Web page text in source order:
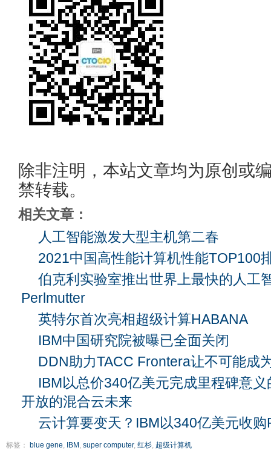
除非注明，本站文章均为原创或
禁转载。
相关文章：
人工智能激发大型主机第二春
2021中国高性能计算机性能TOP100
伯克利实验室推出世界上最快的人工
Perlmutter
英特尔首次亮相超级计算HABANA
IBM中国研究院被曝已全面关闭
DDN助力TACC Frontera让不可能成
IBM以总价340亿美元完成里程碑意
开放的混合云未来
云计算要变天？IBM以340亿美元收
标签： blue gene, IBM , super computer, 红杉, 超级计算机